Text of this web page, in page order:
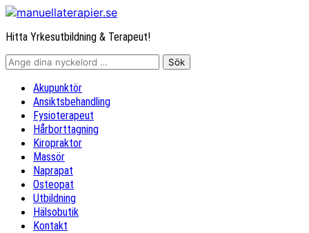
Hitta Yrkesutbildning & Terapeut!
Akupunktör
Ansiktsbehandling
Fysioterapeut
Hårborttagning
Kiropraktor
Massör
Naprapat
Osteopat
Utbildning
Hälsobutik
Kontakt